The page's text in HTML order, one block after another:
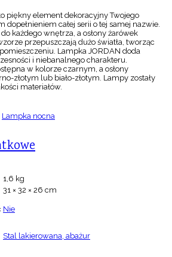
piękny element dekoracyjny Twojego
całej serii o tej samej nazwie.
każdego wnętrza, a osłony żarówek
przepuszczają dużo światła, tworząc
Lampka JORDAN doda
i niebanalnego charakteru.
w kolorze czarnym, a osłony
złotym lub biało-złotym. Lampy zostały
materiałów.
Lampka nocna
1,6 kg
31 × 32 × 26 cm
Nie
Stal lakierowana, abażur